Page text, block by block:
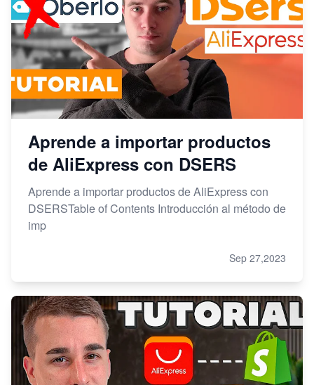
Aprende a importar productos
de AliExpress con DSERS
Aprende a importar productos de AliExpress con
DSERSTable of Contents Introducción al método de
imp
Sep 27,2023